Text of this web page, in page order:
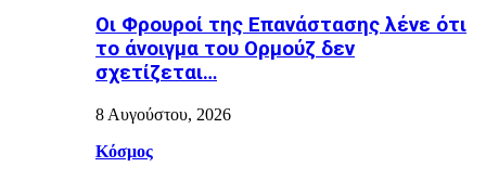
Οι Φρουροί της Επανάστασης λένε ότι
το άνοιγμα του Ορμούζ δεν
σχετίζεται…
8 Αυγούστου, 2026
Κόσμος